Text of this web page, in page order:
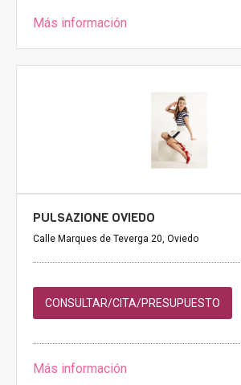
Más información
PULSAZIONE OVIEDO
Calle Marques de Teverga 20, Oviedo
CONSULTAR/CITA/PRESUPUESTO
Más información